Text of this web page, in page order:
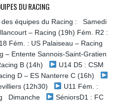
DU RACING
équipes du Racing : Samedi
– Racing (19h) Fém. R2 :
Fém. : US Palaiseau – Racing
– Entente Sannois-Saint-Gratien
B (14h)
U14 D5 : CSM
D – ES Nanterre C (16h)
(12h30)
U11 Fém. :
Dimanche
SéniorsD1 : FC